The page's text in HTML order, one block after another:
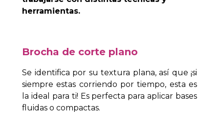
herramientas.
Brocha de corte plano
Se identifica por su textura plana, así que ¡si
siempre estas corriendo por tiempo, esta es
la ideal para ti! Es perfecta para aplicar bases
fluidas o compactas.